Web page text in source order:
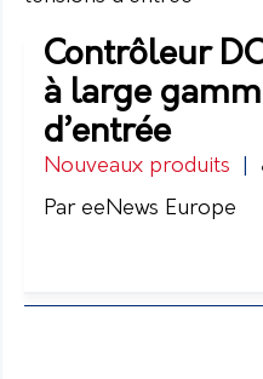
Contrôleur
à large
d’entrée
Nouveaux produits
Par eeNews Europe